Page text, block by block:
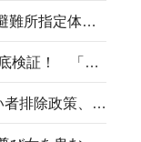
〈#ミサイルよりクーラーを〉は正当な批判だ！ 歴代自民党政権が避難所指定体育館へのエアコン設置を遅らせてきた客観的事実
高市首相の「休んでない」「寝てない」アピールは本当なのか 徹底検証！ 「資料読み込み」「アイロンがけ」も矛盾だらけ…
相模原事件から10年──植松死刑囚の優生思想と、安倍政権の障がい者排除政策、右派勢力の差別主義との関係を改めて問う